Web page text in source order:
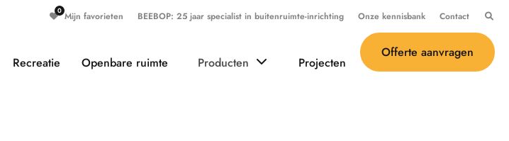
Mijn favorieten BEEBOP: 25 jaar specialist in buitenruimte-inrichting Onze kennisbank Contact
Offerte aanvragen
Recreatie Openbare ruimte Producten Projecten